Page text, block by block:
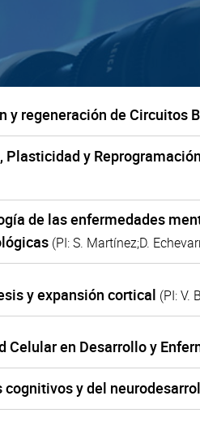
y regeneración de Circuitos
Plasticidad y
de las enfermedades
(PI: S. Martínez;D.
y expansión cortical (PI: V.
Celular en Desarrollo y
cognitivos y del